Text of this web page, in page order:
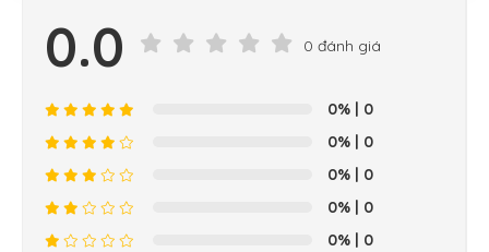
0.0 0 đánh giá
0% | 0
0% | 0
0% | 0
0% | 0
0% | 0